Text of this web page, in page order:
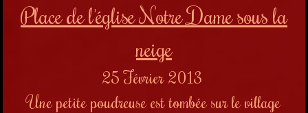
Place de l'église Notre Dame sous la
neige
25 Février 2013
Une petite poudreuse est tombée sur le village